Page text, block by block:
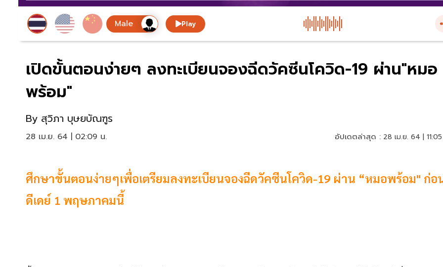
Play
เปิดขั้นตอนง่ายๆ ลงทะเบียนจองฉีดวัคซีนโควิด-19 ผ่าน"หมอ
พร้อม"
By สุวิภา บุษยบัณฑูร
28 เม.ย. 64 | 02:09 น. อัปเดตล่าสุด : 28 เม.ย. 64 |
ศึกษาขั้นตอนง่ายๆเพื่อเตรียมลงทะเบียนจองฉีดวัคซีนโควิด-19 ผ่าน “หมอพร้อม" ก่อ
ดีเดย์ 1 พฤษภาคมนี้